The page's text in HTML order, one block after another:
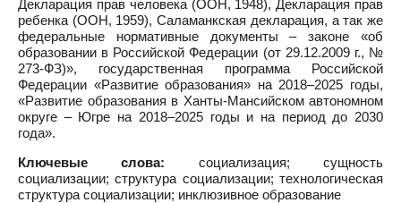
Декларация прав человека (ООН, 1948), Декларация прав
ребенка (ООН, 1959), Саламанкская декларация, а так же
федеральные нормативные документы – законе «об
образовании в Российской Федерации (от 29.12.2009 г., №
273-ФЗ)», государственная программа Российской
Федерации «Развитие образования» на 2018–2025 годы,
«Развитие образования в Ханты-Мансийском автономном
округе – Югре на 2018–2025 годы и на период до 2030
года».
Ключевые слова: социализация; сущность
социализации; структура социализации; технологическая
структура социализации; инклюзивное образование